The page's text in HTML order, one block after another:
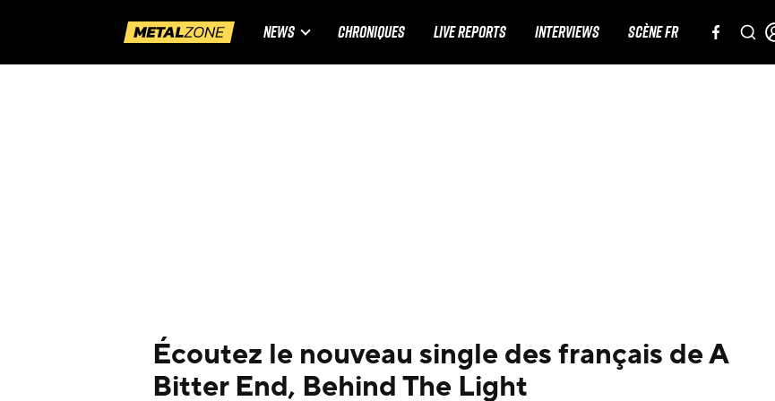
NEWS CHRONIQUES LIVE REPORTS INTERVIEWS SCÈNE FR
Écoutez le nouveau single des français de A
Bitter End, Behind The Light